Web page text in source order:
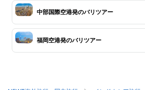
中部国際空港発のバリツアー
福岡空港発のバリツアー